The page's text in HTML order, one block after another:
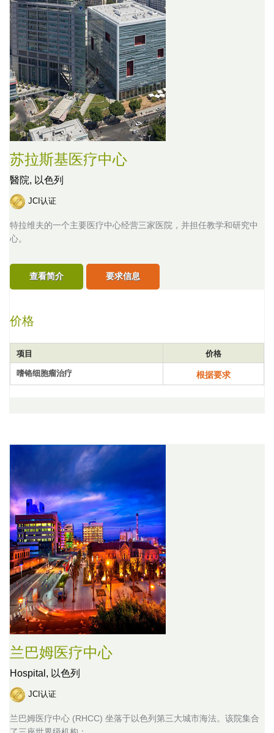
苏拉斯基医疗中心
醫院, 以色列
JCI认证
特拉维夫的一个主要医疗中心经营三家医院，并担任教学和研究中
心。
查看简介 要求信息
价格
项目 价格
嗜铬细胞瘤治疗 根据要求
兰巴姆医疗中心
Hospital, 以色列
JCI认证
兰巴姆医疗中心 (RHCC) 坐落于以色列第三大城市海法。该院集合